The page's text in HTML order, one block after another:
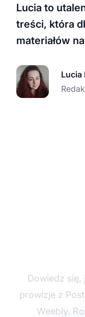
Lucia to
treści, która
materiałów
Lucia
Dowiedz się,
prowizje z
Weebly.